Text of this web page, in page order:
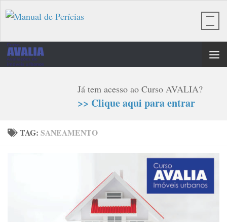
Skip to content
Já tem acesso ao Curso AVALIA?
>> Clique aqui para entrar
TAG: SANEAMENTO